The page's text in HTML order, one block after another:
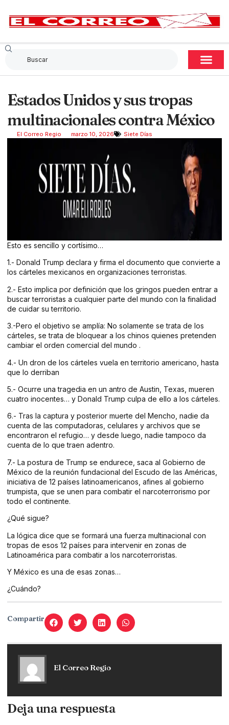
Estados Unidos y sus tropas
multinacionales contra México
El Correo Regio marzo 10, 2026 Siete Días
Esto es sencillo y cortísimo…
1.- Donald Trump declara y firma el documento que convierte a
los cárteles mexicanos en organizaciones terroristas.
2.- Esto implica por definición que los gringos pueden entrar a
buscar terroristas a cualquier parte del mundo con la finalidad
de cuidar su territorio.
3.-Pero el objetivo se amplía: No solamente se trata de los
cárteles, se trata de bloquear a los chinos quienes pretenden
cambiar el orden comercial del mundo .
4.- Un dron de los cárteles vuela en territorio americano, hasta
que lo derriban
5.- Ocurre una tragedia en un antro de Austin, Texas, mueren
cuatro inocentes… y Donald Trump culpa de ello a los cárteles.
6.- Tras la captura y posterior muerte del Mencho, nadie da
cuenta de las computadoras, celulares y archivos que se
encontraron el refugio… y desde luego, nadie tampoco da
cuenta de lo que traen adentro.
7.- La postura de Trump se endurece, saca al Gobierno de
México de la reunión fundacional del Escudo de las Américas,
iniciativa de 12 países latinoamericanos, afines al gobierno
trumpista, que se unen para combatir el narcoterrorismo por
todo el continente.
¿Qué sigue?
La lógica dice que se formará una fuerza multinacional con
tropas de esos 12 países para intervenir en zonas de
Latinoamérica para combatir a los narcoterroristas.
Y México es una de esas zonas…
¿Cuándo?
Compartir
El Correo Regio
Deja una respuesta